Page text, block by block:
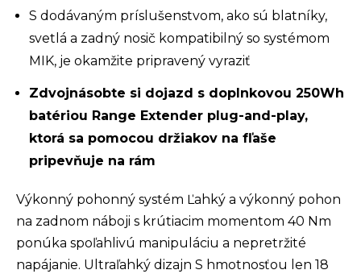
S dodávaným príslušenstvom, ako sú blatníky,
svetlá a zadný nosič kompatibilný so systémom
MIK, je okamžite pripravený vyraziť
Zdvojnásobte si dojazd s doplnkovou 250Wh
batériou Range Extender plug-and-play,
ktorá sa pomocou držiakov na fľaše
pripevňuje na rám
Výkonný pohonný systém Ľahký a výkonný pohon
na zadnom náboji s krútiacim momentom 40 Nm
ponúka spoľahlivú manipuláciu a nepretržité
napájanie. Ultraľahký dizajn S hmotnosťou len 18